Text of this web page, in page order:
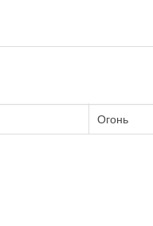
Огонь